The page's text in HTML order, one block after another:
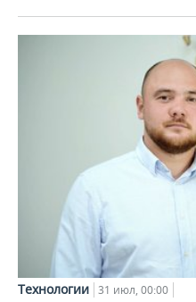
Технологии 31 июл, 00:00